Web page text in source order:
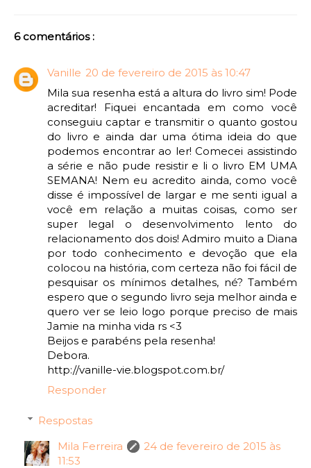
6 comentários :
Vanille 20 de fevereiro de 2015 às 10:47
Mila sua resenha está a altura do livro sim! Pode
acreditar! Fiquei encantada em como você
conseguiu captar e transmitir o quanto gostou
do livro e ainda dar uma ótima ideia do que
podemos encontrar ao ler! Comecei assistindo
a série e não pude resistir e li o livro EM UMA
SEMANA! Nem eu acredito ainda, como você
disse é impossível de largar e me senti igual a
você em relação a muitas coisas, como ser
super legal o desenvolvimento lento do
relacionamento dos dois! Admiro muito a Diana
por todo conhecimento e devoção que ela
colocou na história, com certeza não foi fácil de
pesquisar os mínimos detalhes, né? Também
espero que o segundo livro seja melhor ainda e
quero ver se leio logo porque preciso de mais
Jamie na minha vida rs <3
Beijos e parabéns pela resenha!
Debora.
http://vanille-vie.blogspot.com.br/
Responder
Respostas
Mila Ferreira
24 de fevereiro de 2015 às
11:53